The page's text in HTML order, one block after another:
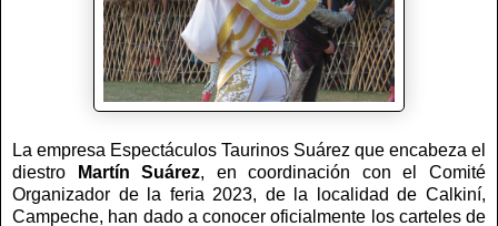
La empresa Espectáculos Taurinos Suárez que encabeza el
diestro
Martín Suárez, en coordinación con el Comité
Organizador de la feria 2023, de la localidad de Calkiní,
Campeche, han dado a conocer oficialmente los carteles de